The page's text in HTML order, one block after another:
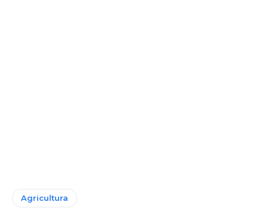
Agricultura